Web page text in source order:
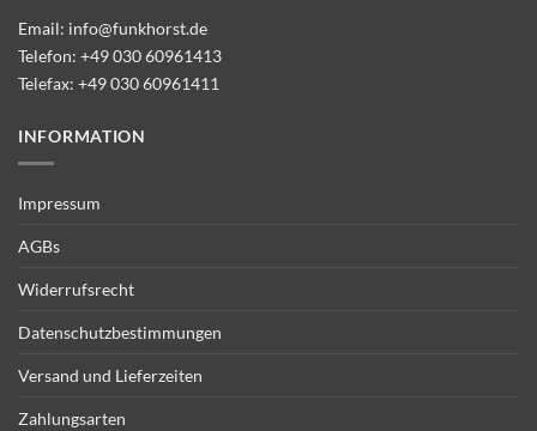
Email: info@funkhorst.de
Telefon: +49 030 60961413
Telefax: +49 030 60961411
INFORMATION
Impressum
AGBs
Widerrufsrecht
Datenschutzbestimmungen
Versand und Lieferzeiten
Zahlungsarten